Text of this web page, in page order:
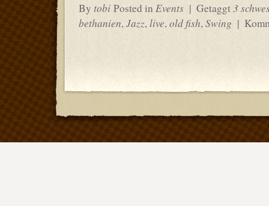
By tobi Posted in Events | Getaggt3
bethanien,Jazz,live,old fish,Swing |